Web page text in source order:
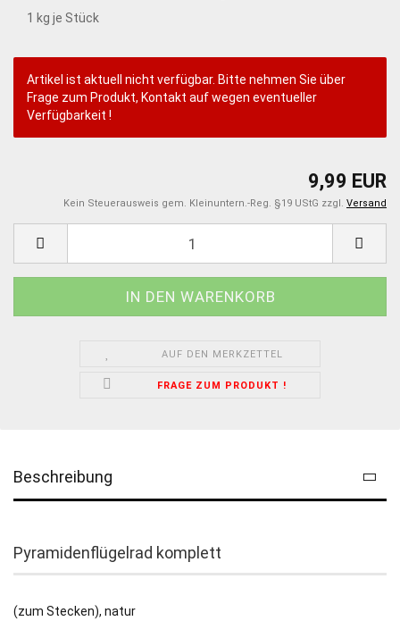
1 kg je Stück
Artikel ist aktuell nicht verfügbar. Bitte nehmen Sie über
Frage zum Produkt, Kontakt auf wegen eventueller
Verfügbarkeit !
9,99 EUR
Kein Steuerausweis gem. Kleinuntern.-Reg. §19 UStG zzgl. Versand
AUF DEN MERKZETTEL
FRAGE ZUM PRODUKT !
Beschreibung
Pyramidenflügelrad komplett
(zum Stecken), natur